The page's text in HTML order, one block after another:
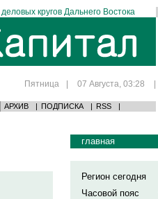
кругов Дальнего Востока
Пятница | 07 Августа, 03:28 |
АРХИВ | ПОДПИСКА | RSS |
главная
Регион сегодня
Часовой пояс